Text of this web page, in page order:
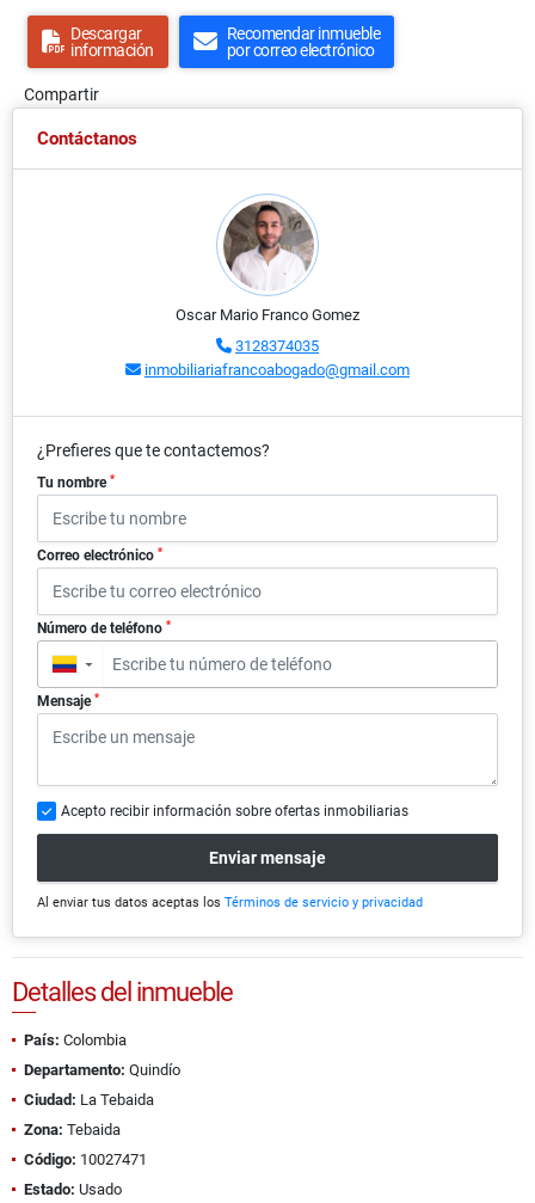
Descargar
información
Recomendar inmueble
por correo electrónico
Compartir
Contáctanos
Oscar Mario Franco Gomez
3128374035
inmobiliariafrancoabogado@gmail.com
¿Prefieres que te contactemos?
Tu nombre *
Correo electrónico *
Número de teléfono *
▼
Mensaje *
Acepto recibir información sobre ofertas inmobiliarias
Enviar mensaje
Al enviar tus datos aceptas los Términos de servicio y privacidad
Detalles del inmueble
País: Colombia
Departamento: Quindío
Ciudad: La Tebaida
Zona: Tebaida
Código: 10027471
Estado: Usado